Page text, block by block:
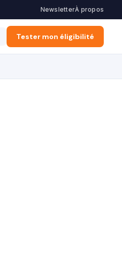
NewsletterÀ propos
Tester mon éligibilité